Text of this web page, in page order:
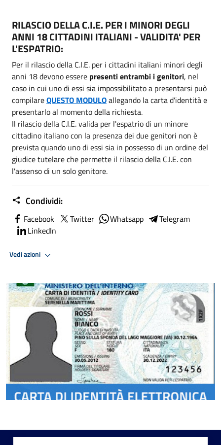
RILASCIO DELLA C.I.E. PER I MINORI DEGLI
ANNI 18 CITTADINI ITALIANI - VALIDITA' PER
L'ESPATRIO:
Per il rilascio della C.I.E. per i cittadini italiani minori degli
anni 18 devono essere presenti entrambi i genitori, nel
caso in cui uno di essi sia impossibilitato a presentarsi può
compilareQUESTO MODULOallegando la carta d'identità e
presentarlo al momento della richiesta.
Il rilascio della C.I.E. valida per l'espatrio di un minore
cittadino italiano con la presenza dei due genitori non è
prevista quando uno di essi sia in possesso di un ordine del
giudice tutelare che permette il rilascio della C.I.E. con
l'assenso di un solo genitore.
Condividi:
Facebook Twitter Whatsapp
Telegram
LinkedIn
Vedi azioni